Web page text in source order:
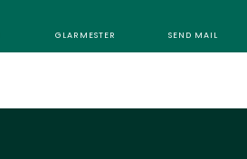
GLARMESTER SEND MAIL